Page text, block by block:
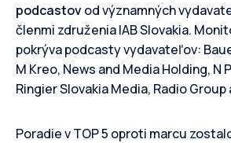
podcastovod významných
členmi združenia IAB Slovakia.
pokrýva podcasty vydavateľov:
M Kreo, News and Media Holding, N
Ringier Slovakia Media, Radio Group
Poradie v TOP 5 oproti marcu